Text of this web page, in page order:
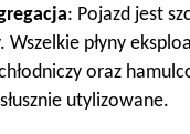
: Pojazd jest
płyny
oraz
utylizowane.